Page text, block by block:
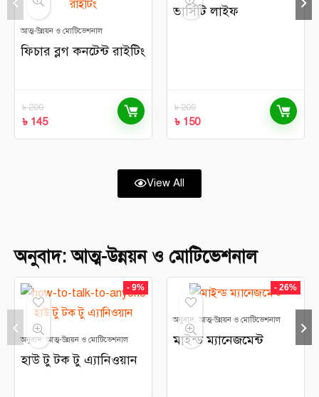
আত্ম-উন্নয়ন ও মোটিভেশনাল
ফিচার ব্লগ কনটেন্ট রাইটিং
৳200
৳ 145
ভার্সিটি লাইফ
৳200
৳ 150
View All
অনুবাদ: আত্ম-উন্নয়ন ও মোটিভেশনাল
- 9%
অনুবাদ: আত্ম-উন্নয়ন ও মোটিভেশনাল
হাউ টু টক টু এ্যানিওয়ান
- 26%
অনুবাদ: আত্ম-উন্নয়ন ও মোটিভেশনাল
মাইন্ড ম্যানেজমেন্ট